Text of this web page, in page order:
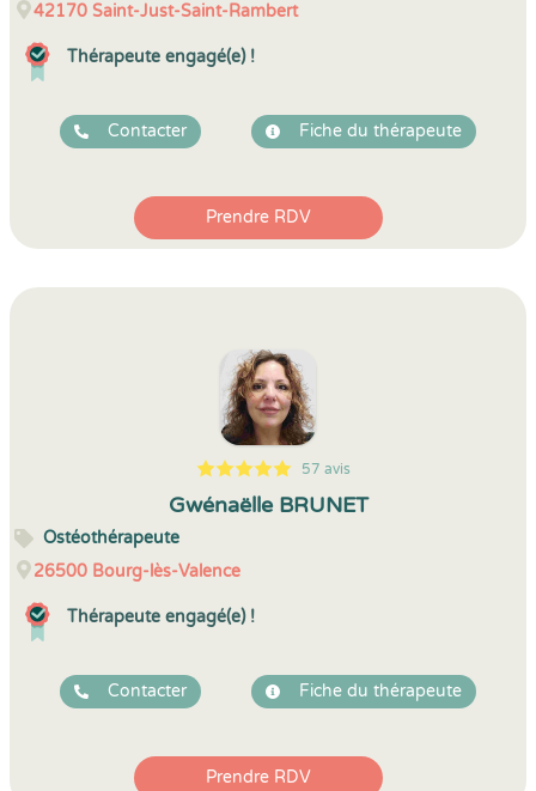
42170 Saint-Just-Saint-Rambert
Thérapeute engagé(e) !
Contacter Fiche du thérapeute
Prendre RDV
5
1
5
57 57 avis
Gwénaëlle BRUNET
Ostéothérapeute
26500 Bourg-lès-Valence
Thérapeute engagé(e) !
Contacter Fiche du thérapeute
Prendre RDV